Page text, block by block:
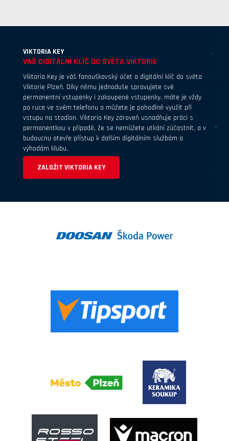
VIKTORIA KEY
VÁŠ DIGITÁLNÍ KLÍČ DO SVĚTA VIKTORIE
Viktoria Key je váš fanouškovský účet a digitální klíč do světa
Viktorie Plzeň. Díky němu jednoduše spravujete své
permanentní vstupenky i zakoupené vstupenky, máte je vždy
po ruce ve svém telefonu a můžete je pohodlně využít při
vstupu na stadion. Viktoria Key zároveň usnadňuje práci s
permanentkou v případě, že se nemůžete utkání zúčastnit, a v
budoucnu otevře přístup k dalším digitálním službám a
výhodám klubu.
ZALOŽIT VIKTORIA KEY